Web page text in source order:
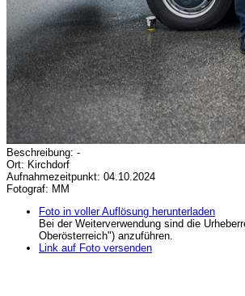
Beschreibung: -
Ort: Kirchdorf
Aufnahmezeitpunkt: 04.10.2024
Fotograf: MM
Foto in voller Auflösung herunterladen
Bei der Weiterverwendung sind die
Oberösterreich") anzuführen.
Link auf Foto versenden